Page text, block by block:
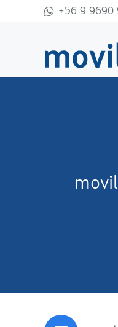
+56 9 9690